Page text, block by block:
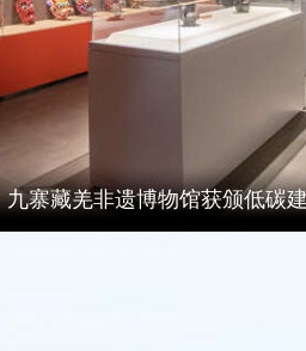
九寨藏羌非遗博物馆获颁低碳